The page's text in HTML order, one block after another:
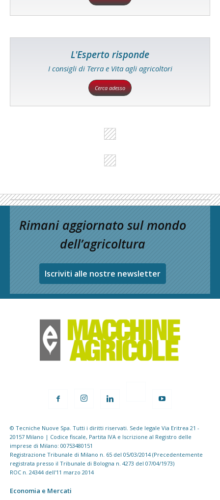
L'Esperto risponde
I consigli di Terra e Vita agli agricoltori
Cerca adesso
Rimani aggiornato sul mondo
dell’agricoltura
Iscriviti alle nostre newsletter
© Tecniche Nuove Spa. Tutti i diritti riservati. Sede legale Via Eritrea 21 -
20157 Milano | Codice fiscale, Partita IVA e Iscrizione al Registro delle
imprese di Milano: 00753480151
Registrazione Tribunale di Milano n. 65 del 05/03/2014 (Precedentemente
registrata presso il Tribunale di Bologna n. 4273 del 07/04/1973)
ROC n. 24344 dell'11 marzo 2014
Economia e Mercati